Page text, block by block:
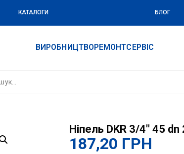
КАТАЛОГИ БЛОГ
ВИРОБНИЦТВОРЕМОНТСЕРВІС
Ніпель DKR 3/4″ 45 dn
187,20 ГРН